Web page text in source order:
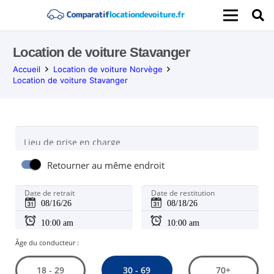
Location de voiture Stavanger
Accueil
Location de voiture Norvège
Location de voiture Stavanger
Lieu de prise en charge
Retourner au même endroit
Date de retrait Date de restitution
Âge du conducteur :
18 - 29 30 - 69 70+